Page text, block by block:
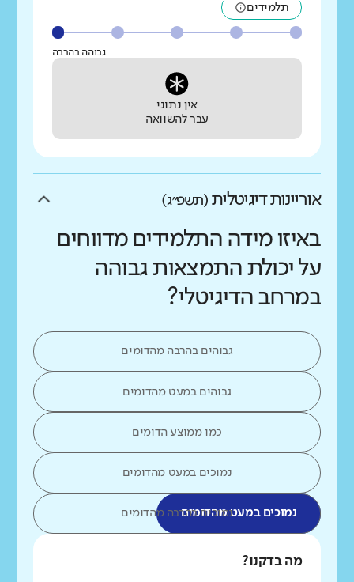
תלמידים
גבוהה בהרבה
אין נתוני
עבר להשוואה
אוריינות דיגיטלית (תשפ״ג)
באיזו מידה התלמידים מדווחים
על יכולת התמצאות גבוהה
במרחב הדיגיטלי?
גבוהים בהרבה מהדומים
גבוהים במעט מהדומים
כמו ממוצע הדומים
נמוכים במעט מהדומים
נמוכים במעט מהדומיםנמוכים בהרבה מהדומים
מה בדקנו?